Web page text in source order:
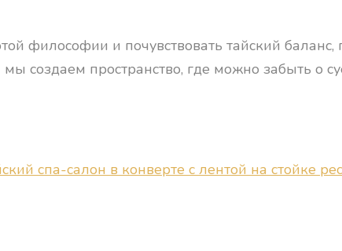
философии и почувствовать тайский
создаем пространство, где можно забыть о